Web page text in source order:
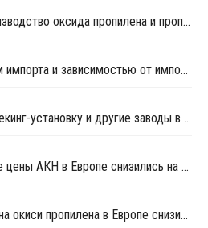
INEOS Oxide закрыла производство оксида пропилена и пропиленгликолей в Германии
ЕС сталкивается с ростом импорта и зависимостью от импортных химикатов
Dow навсегда закроет крекинг-установку и другие заводы в Германии и Великобритании
Декабрьские контрактные цены АКН в Европе снизились на EUR28 за тонну
Июньская контрактная цена окиси пропилена в Европе снизилась на EUR64 за тонну